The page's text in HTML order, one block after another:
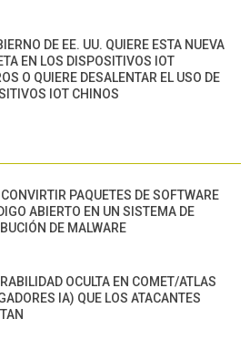
DE EE. UU. QUIERE ESTA NUEVA
EN LOS DISPOSITIVOS IOT
O QUIERE DESALENTAR EL USO DE
IOT CHINOS
PAQUETES DE SOFTWARE
ABIERTO EN UN SISTEMA DE
DE MALWARE
OCULTA EN COMET/ATLAS
IA) QUE LOS ATACANTES